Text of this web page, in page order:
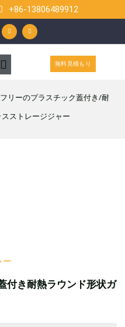
+86-13806489912
Y
o
u
t
u
e
リ
ン
ク
ト
イ
無料見積もり
リーのプラスチック蓋付き/耐
ストレージジャー
ー
付き耐熱ラウンド形状ガ